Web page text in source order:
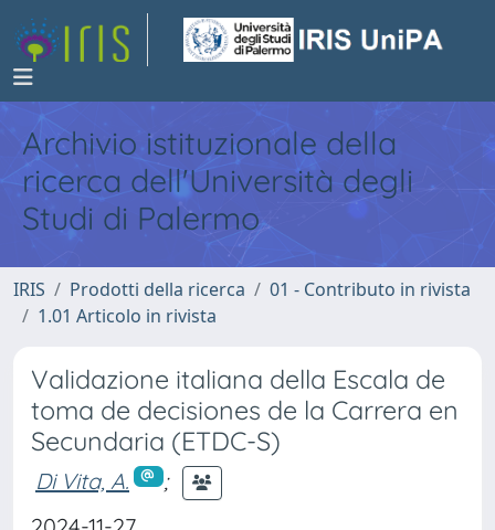
Archivio istituzionale della
ricerca dell'Università degli
Studi di Palermo
IRIS Prodotti della ricerca
01 - Contributo in rivista
1.01 Articolo in rivista
Validazione italiana della Escala de
toma de decisiones de la Carrera en
Secundaria (ETDC-S)
Di Vita, A.
;